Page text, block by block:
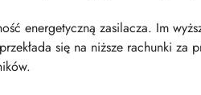
energetyczną zasilacza. Im
się na niższe rachunki